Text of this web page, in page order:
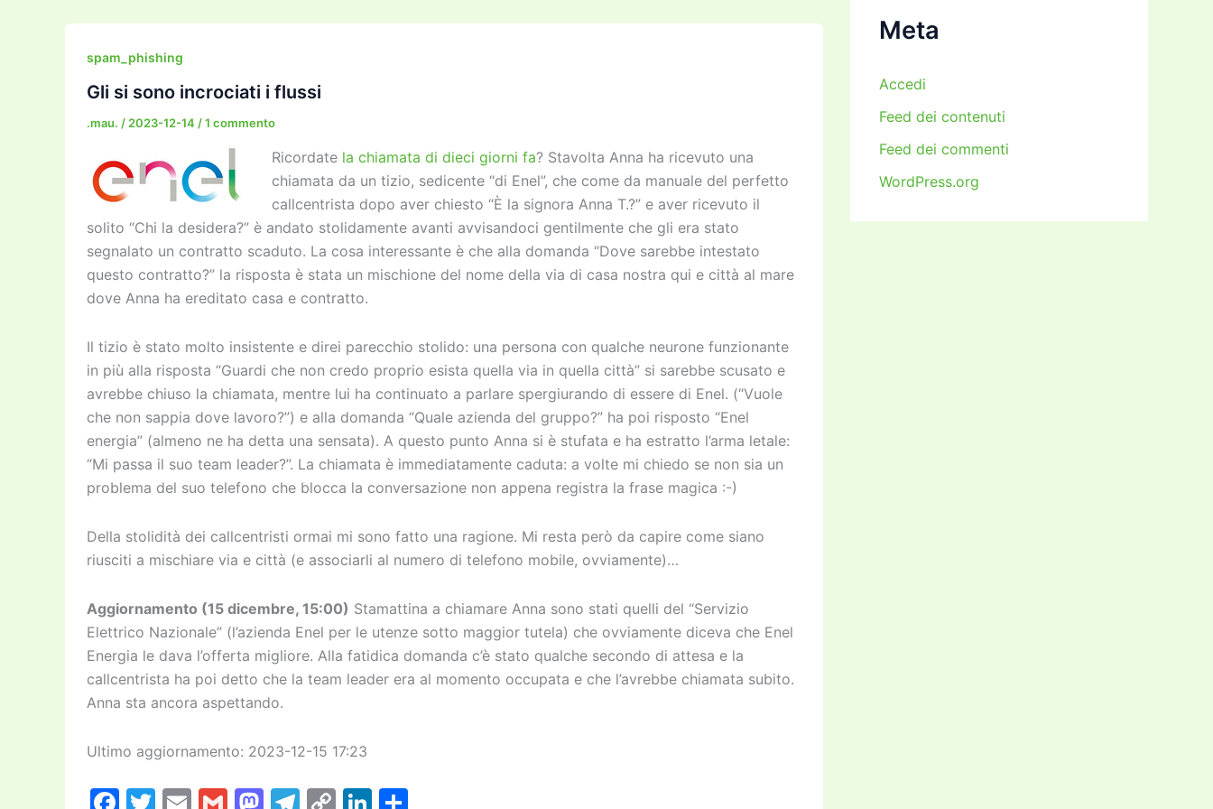
e
b
o
o
er l
l
o
o
n
gr
m
y e di
spam_phishing
Gli si sono incrociati i flussi
.mau. / 2023-12-14 /1 commento
Ricordate la chiamata di dieci giorni fa? Stavolta Anna ha ricevuto una
chiamata da un tizio, sedicente “di Enel”, che come da manuale del perfetto
callcentrista dopo aver chiesto “È la signora Anna T.?” e aver ricevuto il
solito “Chi la desidera?” è andato stolidamente avanti avvisandoci gentilmente che gli era stato
segnalato un contratto scaduto. La cosa interessante è che alla domanda “Dove sarebbe intestato
questo contratto?” la risposta è stata un mischione del nome della via di casa nostra qui e città al mare
dove Anna ha ereditato casa e contratto.
Il tizio è stato molto insistente e direi parecchio stolido: una persona con qualche neurone funzionante
in più alla risposta “Guardi che non credo proprio esista quella via in quella città” si sarebbe scusato e
avrebbe chiuso la chiamata, mentre lui ha continuato a parlare spergiurando di essere di Enel. (“Vuole
che non sappia dove lavoro?”) e alla domanda “Quale azienda del gruppo?” ha poi risposto “Enel
energia” (almeno ne ha detta una sensata). A questo punto Anna si è stufata e ha estratto l’arma letale:
“Mi passa il suo team leader?”. La chiamata è immediatamente caduta: a volte mi chiedo se non sia un
problema del suo telefono che blocca la conversazione non appena registra la frase magica :-)
Della stolidità dei callcentristi ormai mi sono fatto una ragione. Mi resta però da capire come siano
riusciti a mischiare via e città (e associarli al numero di telefono mobile, ovviamente)…
Aggiornamento (15 dicembre, 15:00) Stamattina a chiamare Anna sono stati quelli del “Servizio
Elettrico Nazionale” (l’azienda Enel per le utenze sotto maggior tutela) che ovviamente diceva che Enel
Energia le dava l’offerta migliore. Alla fatidica domanda c’è stato qualche secondo di attesa e la
callcentrista ha poi detto che la team leader era al momento occupata e che l’avrebbe chiamata subito.
Anna sta ancora aspettando.
Ultimo aggiornamento: 2023-12-15 17:23
F T E G M T C Li
Meta
Accedi
Feed dei contenuti
Feed dei commenti
WordPress.org